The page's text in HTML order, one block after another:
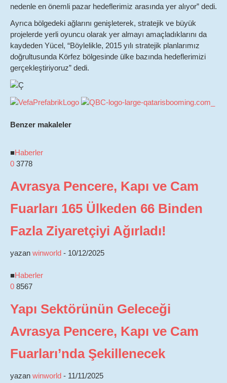
nedenle en önemli pazar hedeflerimiz arasında yer alıyor” dedi.
Ayrıca bölgedeki ağlarını genişleterek, stratejik ve büyük
projelerde yerli oyuncu olarak yer almayı amaçladıklarını da
kaydeden Yücel, “Böylelikle, 2015 yılı stratejik planlarımız
doğrultusunda Körfez bölgesinde ülke bazında hedeflerimizi
gerçekleştiriyoruz” dedi.
Benzer makaleler
■Haberler
0 3778
Avrasya Pencere, Kapı ve Cam
Fuarları 165 Ülkeden 66 Binden
Fazla Ziyaretçiyi Ağırladı!
yazan winworld - 10/12/2025
■Haberler
0 8567
Yapı Sektörünün Geleceği
Avrasya Pencere, Kapı ve Cam
Fuarları’nda Şekillenecek
yazan winworld - 11/11/2025